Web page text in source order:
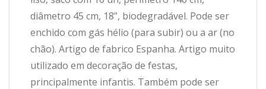
diâmetro 45 cm, 18”, biodegradável. Pode ser
enchido com gás hélio (para subir) ou a ar (no
chão). Artigo de fabrico Espanha. Artigo muito
utilizado em decoração de festas,
principalmente infantis. Também pode ser